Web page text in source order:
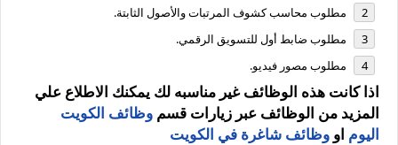
مطلوب محاسب كشوف المرتبات والأصول الثابتة.
مطلوب ضابط أول للتسويق الرقمي.
مطلوب مصور فيديو.
اذا كانت هذه الوظائف غير مناسبه لك يمكنك الاطلاع علي
المزيد من الوظائف عبر زيارات قسم وظائف الكويت
اليوم او وظائف شاغرة في الكويت